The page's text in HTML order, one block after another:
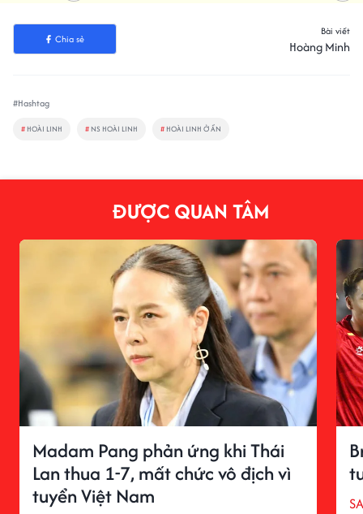
Chia sẻ
Bài viết
Hoàng Minh
#Hashtag
# HOÀI LINH # NS HOÀI LINH # HOÀI LINH Ở ẨN
ĐƯỢC QUAN TÂM
Madam Pang phản ứng khi Thái
Lan thua 1-7, mất chức vô địch vì
tuyển Việt Nam